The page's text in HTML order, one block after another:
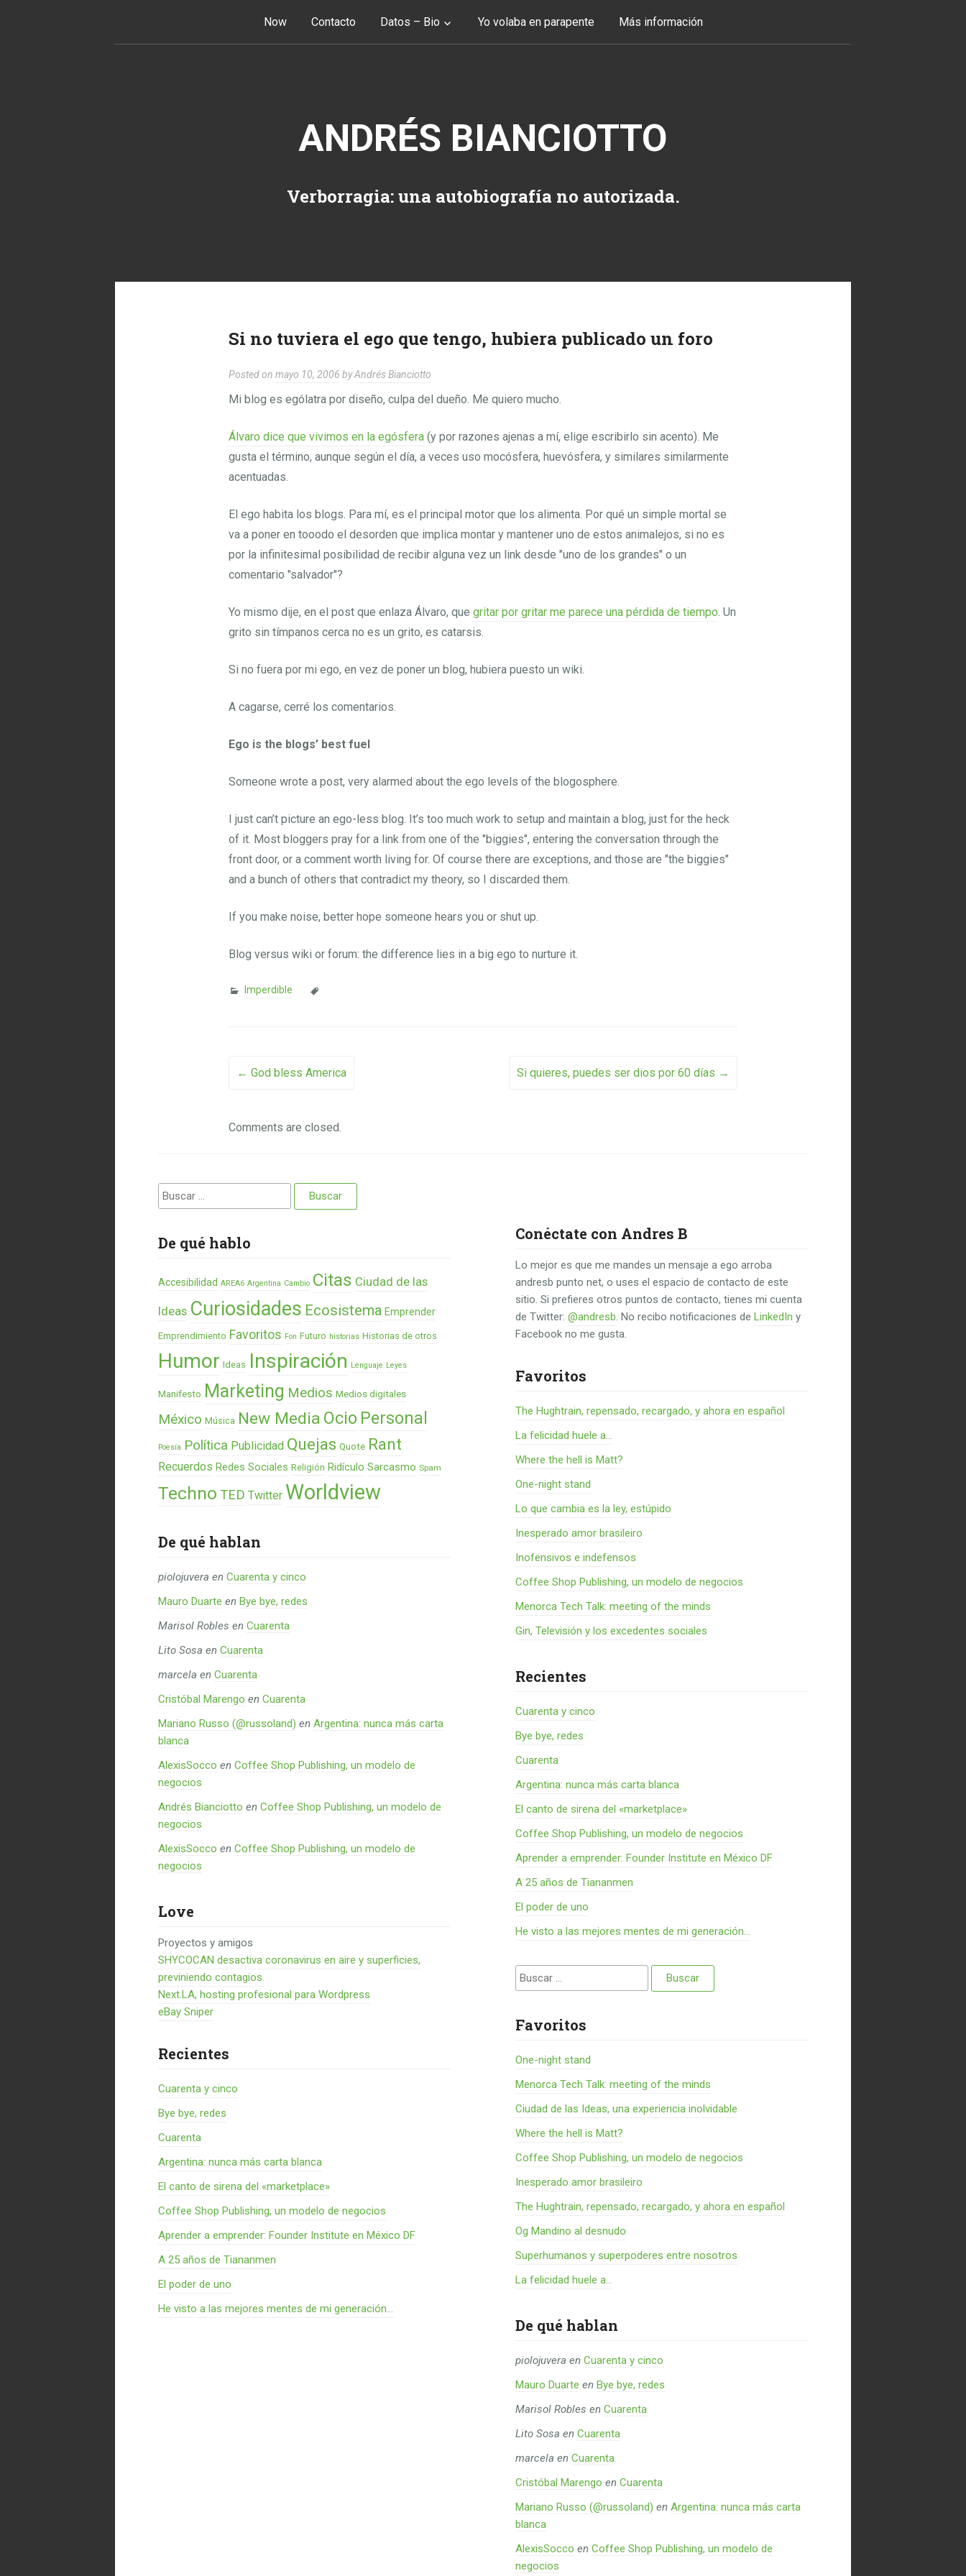
Now Contacto Datos – Bio Yo volaba en parapente Más información
ANDRÉS BIANCIOTTO
Verborragia: una autobiografía no autorizada.
Si no tuviera el ego que tengo, hubiera publicado un foro
Posted on mayo 10, 2006 byAndrés Bianciotto
Mi blog es ególatra por diseño, culpa del dueño. Me quiero mucho.
Álvaro dice que vivimos en la egósfera(y por razones ajenas a mí, elige escribirlo sin acento). Me
gusta el término, aunque según el día, a veces uso mocósfera, huevósfera, y similares similarmente
acentuadas.
El ego habita los blogs. Para mí, es el principal motor que los alimenta. Por qué un simple mortal se
va a poner en tooodo el desorden que implica montar y mantener uno de estos animalejos, si no es
por la infinitesimal posibilidad de recibir alguna vez un link desde "uno de los grandes" o un
comentario "salvador"?
Yo mismo dije, en el post que enlaza Álvaro, que gritar por gritar me parece una pérdida de tiempo. Un
grito sin tímpanos cerca no es un grito, es catarsis.
Si no fuera por mi ego, en vez de poner un blog, hubiera puesto un wiki.
A cagarse, cerré los comentarios.
Ego is the blogs’ best fuel
Someone wrote a post, very alarmed about the ego levels of the blogosphere.
I just can’t picture an ego-less blog. It’s too much work to setup and maintain a blog, just for the heck
of it. Most bloggers pray for a link from one of the "biggies", entering the conversation through the
front door, or a comment worth living for. Of course there are exceptions, and those are "the biggies"
and a bunch of others that contradict my theory, so I discarded them.
If you make noise, better hope someone hears you or shut up.
Blog versus wiki or forum: the difference lies in a big ego to nurture it.
Imperdible
Post navigation
← God bless America Si quieres, puedes ser dios por 60 días →
Comments are closed.
Buscar:
De qué hablo
Accesibilidad AREA6 Argentina Cambio Citas Ciudad de las
Ideas Curiosidades Ecosistema Emprender
Emprendimiento Favoritos Fon Futuro historias Historias de otros
Humor Ideas Inspiración Lenguaje Leyes
Manifesto Marketing Medios Medios digitales
México Música New Media Ocio Personal
Poesía Política Publicidad Quejas Quote Rant
Recuerdos Redes Sociales Religión Ridículo Sarcasmo Spam
Techno TED Twitter Worldview
De qué hablan
piolojuvera en Cuarenta y cinco
Mauro Duarte en Bye bye, redes
Marisol Robles en Cuarenta
Lito Sosa en Cuarenta
marcela en Cuarenta
Cristóbal Marengo en Cuarenta
Mariano Russo (@russoland) en Argentina: nunca más carta
blanca
AlexisSocco en Coffee Shop Publishing, un modelo de
negocios
Andrés Bianciotto en Coffee Shop Publishing, un modelo de
negocios
AlexisSocco en Coffee Shop Publishing, un modelo de
negocios
Love
Proyectos y amigos
SHYCOCAN desactiva coronavirus en aire y superficies,
previniendo contagios.
Next.LA, hosting profesional para Wordpress
eBay Sniper
Recientes
Cuarenta y cinco
Bye bye, redes
Cuarenta
Argentina: nunca más carta blanca
El canto de sirena del «marketplace»
Coffee Shop Publishing, un modelo de negocios
Aprender a emprender: Founder Institute en México DF
A 25 años de Tiananmen
El poder de uno
He visto a las mejores mentes de mi generación…
Conéctate con Andres B
Lo mejor es que me mandes un mensaje a ego arroba
andresb punto net, o uses el espacio de contacto de este
sitio. Si prefieres otros puntos de contacto, tienes mi cuenta
de Twitter:@andresb. No recibo notificaciones deLinkedIn y
Facebook no me gusta.
Favoritos
The Hughtrain, repensado, recargado, y ahora en español
La felicidad huele a...
Where the hell is Matt?
One-night stand
Lo que cambia es la ley, estúpido
Inesperado amor brasileiro
Inofensivos e indefensos
Coffee Shop Publishing, un modelo de negocios
Menorca Tech Talk: meeting of the minds
Gin, Televisión y los excedentes sociales
Recientes
Cuarenta y cinco
Bye bye, redes
Cuarenta
Argentina: nunca más carta blanca
El canto de sirena del «marketplace»
Coffee Shop Publishing, un modelo de negocios
Aprender a emprender: Founder Institute en México DF
A 25 años de Tiananmen
El poder de uno
He visto a las mejores mentes de mi generación…
Buscar:
Favoritos
One-night stand
Menorca Tech Talk: meeting of the minds
Ciudad de las Ideas, una experiencia inolvidable
Where the hell is Matt?
Coffee Shop Publishing, un modelo de negocios
Inesperado amor brasileiro
The Hughtrain, repensado, recargado, y ahora en español
Og Mandino al desnudo
Superhumanos y superpoderes entre nosotros
La felicidad huele a...
De qué hablan
piolojuvera enCuarenta y cinco
Mauro Duarte enBye bye, redes
Marisol Robles enCuarenta
Lito Sosa enCuarenta
marcela enCuarenta
Cristóbal Marengo enCuarenta
Mariano Russo (@russoland) enArgentina: nunca más carta
blanca
AlexisSocco enCoffee Shop Publishing, un modelo de
negocios